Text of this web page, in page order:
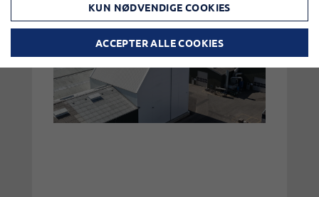
KUN NØDVENDIGE COOKIES
ACCEPTER ALLE COOKIES